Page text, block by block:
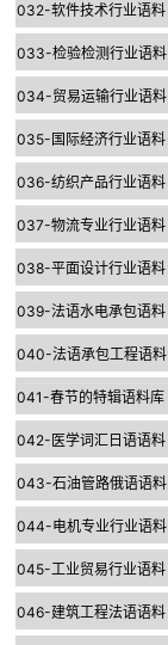
032-软件技术行业语料
033-检验检测行业语料
034-贸易运输行业语料
035-国际经济行业语料
036-纺织产品行业语料
037-物流专业行业语料
038-平面设计行业语料
039-法语水电承包语料
040-法语承包工程语料
041-春节的特辑语料库
042-医学词汇日语语料
043-石油管路俄语语料
044-电机专业行业语料
045-工业贸易行业语料
046-建筑工程法语语料